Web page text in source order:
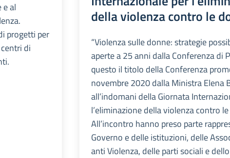
al
progetti per
di
della violenza contro le
“Violenza sulle donne: strategie
aperte a 25 anni dalla Conferenza di
questo il titolo della Conferenza
novembre 2020 dalla Ministra Elena
all’indomani della Giornata
l’eliminazione della violenza contro
All’incontro hanno preso parte
Governo e delle istituzioni, delle
anti Violenza, delle parti sociali e